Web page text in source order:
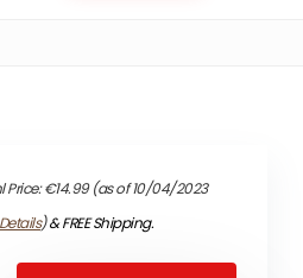
Price:€14.99(as of 10/04/2023
Details)&FREE Shipping.